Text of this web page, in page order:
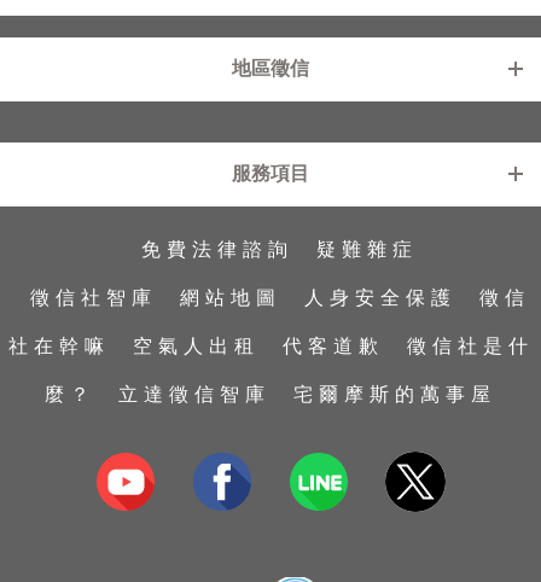
地區徵信
新北徵信社
新竹徵信社
台中徵信社
台南徵信社
基隆徵信社
雲林徵信社
彰化徵信社
南投徵信社
宜蘭徵信社
台東徵信社
服務項目
工商徵信
行蹤蒐證
家暴及兒童虐待蒐證
子女行蹤調查
手機資料救援
外遇診療室
外遇蒐證
抓姦
感情挽回
免費法律諮詢 疑難雜症
徵信社智庫 網站地圖 人身安全保護 徵信
社在幹嘛 空氣人出租 代客道歉 徵信社是什
麼？ 立達徵信智庫 宅爾摩斯的萬事屋